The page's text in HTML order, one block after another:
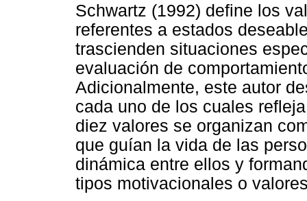
Schwartz (1992) define los
referentes a estados
trascienden situaciones
evaluación de
Adicionalmente, este autor
cada uno de los cuales
diez valores se organizan
que guían la vida de las
dinámica entre ellos y
tipos motivacionales o